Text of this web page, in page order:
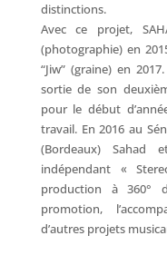
distinctions.
Avec ce projet,
(photographie) en
“Jiw” (graine) en
sortie de son
pour le début
travail. En 2016 au
(Bordeaux)
indépendant «
production à
promotion,
d’autres projets